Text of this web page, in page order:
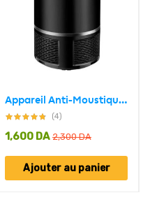
Appareil Anti-Moustique USB 5W Avec Lampe LED Écologique
(4)
2,300DA
1,600 DA
Ajouter au panier